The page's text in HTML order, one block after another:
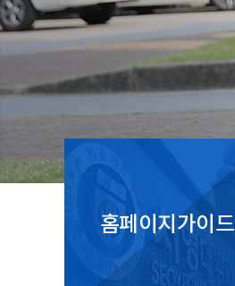
홈페이지가이드